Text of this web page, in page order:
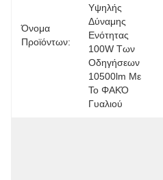
Όνομα
Προϊόντων:
Υψηλής
Δύναμης
Ενότητας
100W Των
Οδηγήσεων
10500lm Με
Το ΦΑΚΌ
Γυαλιού